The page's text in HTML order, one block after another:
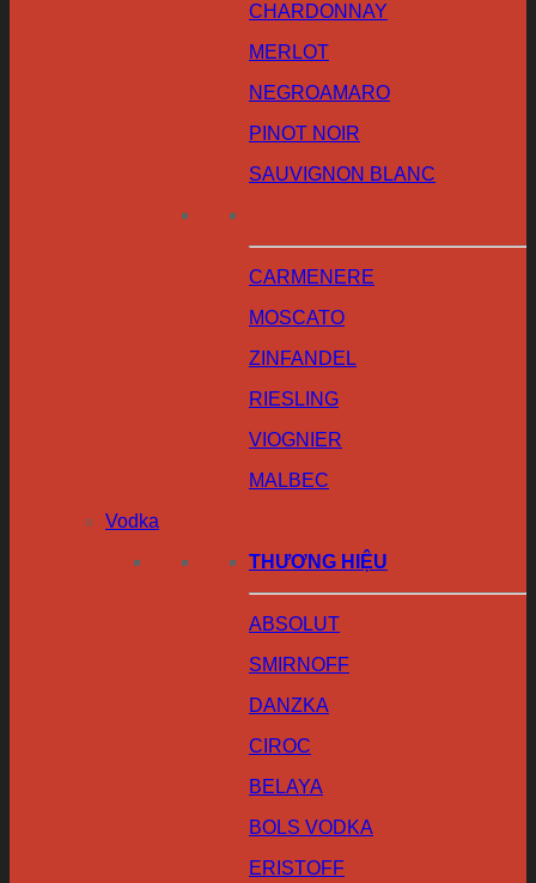
CHARDONNAY
MERLOT
NEGROAMARO
PINOT NOIR
SAUVIGNON BLANC
CARMENERE
MOSCATO
ZINFANDEL
RIESLING
VIOGNIER
MALBEC
Vodka
THƯƠNG HIỆU
ABSOLUT
SMIRNOFF
DANZKA
CIROC
BELAYA
BOLS VODKA
ERISTOFF